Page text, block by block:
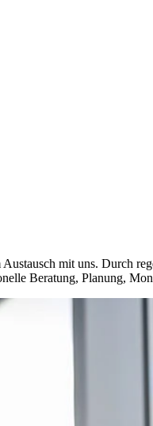
mit uns. Durch
Beratung, Planung,